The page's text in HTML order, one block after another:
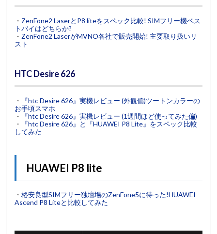
・ ZenFone2 LaserとP8 liteをスペック比較! SIMフリー機ベス
トバイはどちらか?
・ ZenFone2 LaserがMVNO各社で販売開始! 主要取り扱いリ
スト
HTC Desire 626
・
『htc Desire 626』実機レビュー (外観偏)ツートンカラーの
お手頃スマホ
・
『htc Desire 626』実機レビュー (1週間ほど使ってみた偏)
・
『htc Desire 626』と『HUAWEI P8 Lite』をスペック比較
してみた
HUAWEI P8 lite
・ 格安良型SIMフリー独壇場のZenFone5に待った!HUAWEI
Ascend P8 Liteと比較してみた